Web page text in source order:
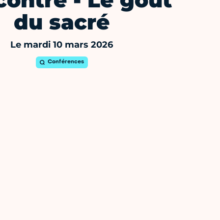
du sacré
Le mardi 10 mars 2026
Conférences